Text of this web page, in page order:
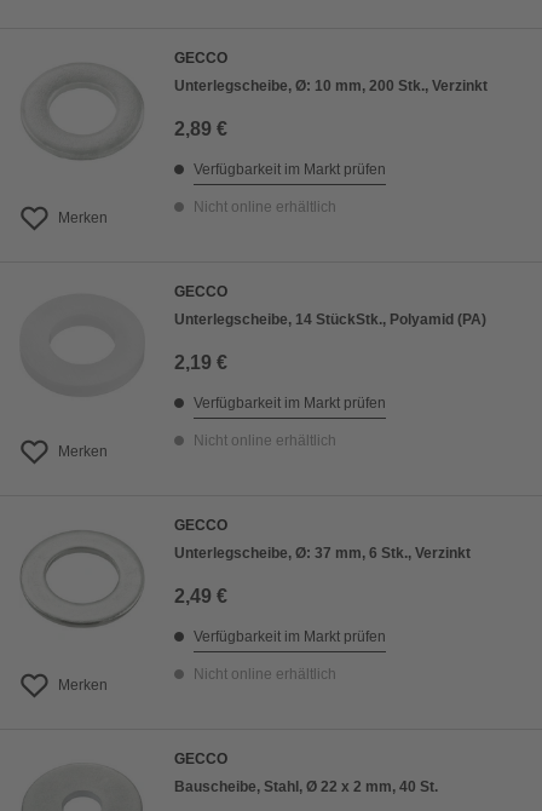
Merken
GECCO
Unterlegscheibe, Ø: 10 mm, 200 Stk., Verzinkt
2,89 €
Verfügbarkeit im Markt prüfen
Nicht online erhältlich
Merken
GECCO
Unterlegscheibe, 14 StückStk., Polyamid (PA)
2,19 €
Verfügbarkeit im Markt prüfen
Nicht online erhältlich
Merken
GECCO
Unterlegscheibe, Ø: 37 mm, 6 Stk., Verzinkt
2,49 €
Verfügbarkeit im Markt prüfen
Nicht online erhältlich
GECCO
Bauscheibe, Stahl, Ø 22 x 2 mm, 40 St.